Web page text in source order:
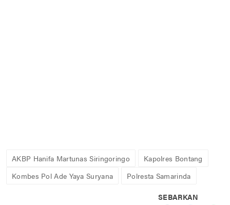
AKBP Hanifa Martunas Siringoringo
Kapolres Bontang
Kombes Pol Ade Yaya Suryana
Polresta Samarinda
SEBARKAN